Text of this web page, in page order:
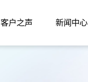
客户之声 新闻中心